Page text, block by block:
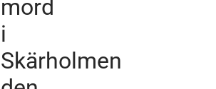
mord
i
Skärholmen